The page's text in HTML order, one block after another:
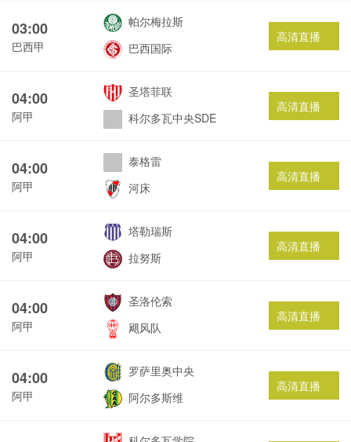
03:00
巴西甲
帕尔梅拉斯
巴西国际
高清直播
04:00
阿甲
圣塔菲联
科尔多瓦中央SDE
高清直播
04:00
阿甲
泰格雷
河床
高清直播
04:00
阿甲
塔勒瑞斯
拉努斯
高清直播
04:00
阿甲
圣洛伦索
飓风队
高清直播
04:00
阿甲
罗萨里奥中央
阿尔多斯维
高清直播